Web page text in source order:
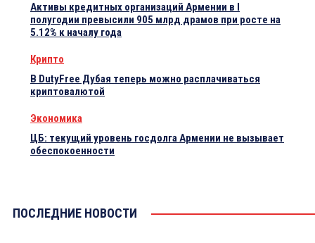
Активы кредитных организаций Армении в I
полугодии превысили 905 млрд драмов при росте на
5.12% к началу года
Крипто
В DutyFree Дубая теперь можно расплачиваться
криптовалютой
Экономика
ЦБ: текущий уровень госдолга Армении не вызывает
обеспокоенности
ПОСЛЕДНИЕ НОВОСТИ